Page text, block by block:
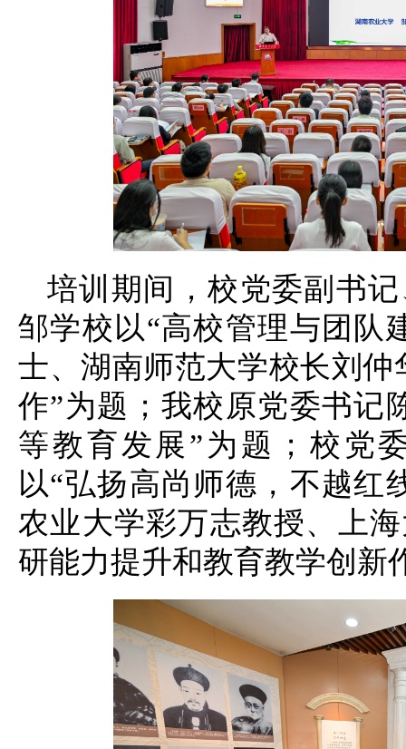
培训期间，校党委副书
邹学校以“高校管理与团队
士、湖南师范大学校长刘
作”为题；我校原党委书记
等教育发展”为题；校党
以“弘扬高尚师德，不越红
农业大学彩万志教授、上
研能力提升和教育教学创新